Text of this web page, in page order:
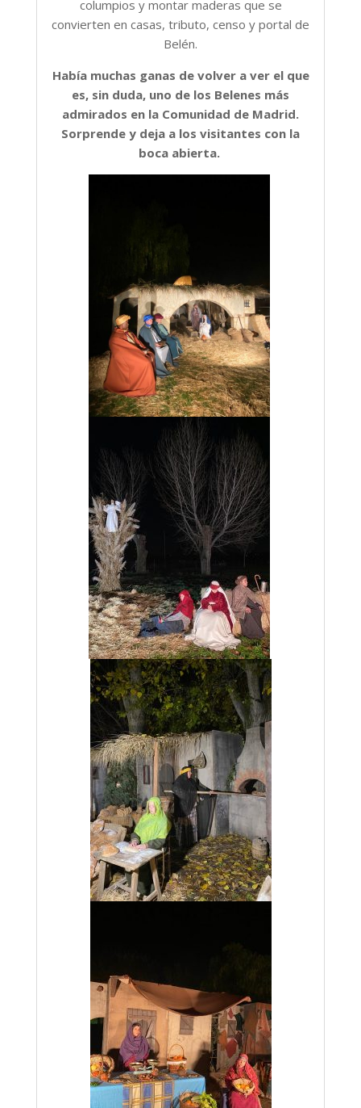
columpios y montar maderas que se
convierten en casas, tributo, censo y portal de
Belén.
Había muchas ganas de volver a ver el que
es, sin duda, uno de los Belenes más
admirados en la Comunidad de Madrid.
Sorprende y deja a los visitantes con la
boca abierta.